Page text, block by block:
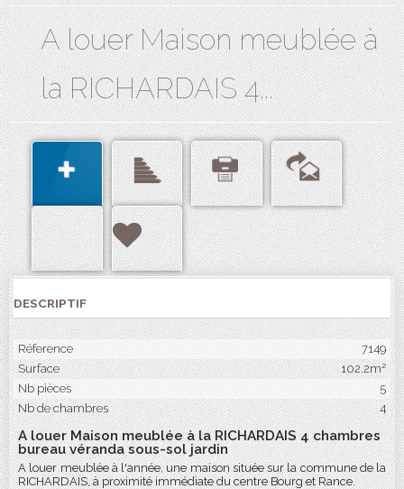
A louer Maison meublée à
la RICHARDAIS 4...
DESCRIPTIF
Réference
7149
Surface
102.2m²
Nb pièces
5
Nb de chambres
4
A louer Maison meublée à la RICHARDAIS 4 chambres
bureau véranda sous-sol jardin
A louer meublée à l'année, une maison située sur la commune de la
RICHARDAIS, à proximité immédiate du centre Bourg et Rance.